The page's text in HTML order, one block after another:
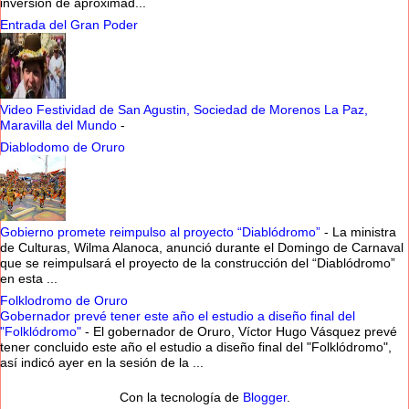
Entrada del Gran Poder
Video Festividad de San Agustin, Sociedad de Morenos La Paz,
Maravilla del Mundo -
Diablodomo de Oruro
Gobierno promete reimpulso al proyecto “Diablódromo” - La ministra
de Culturas, Wilma Alanoca, anunció durante el Domingo de Carnaval
que se reimpulsará el proyecto de la construcción del “Diablódromo”
en esta ...
Folklodromo de Oruro
Gobernador prevé tener este año el estudio a diseño final del
"Folklódromo" - El gobernador de Oruro, Víctor Hugo Vásquez prevé
tener concluido este año el estudio a diseño final del "Folklódromo",
así indicó ayer en la sesión de la ...
Con la tecnología de Blogger.